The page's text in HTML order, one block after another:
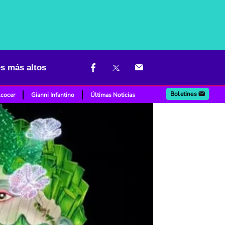
más altos
Gianni Infantino Últimas Noticias Boletines